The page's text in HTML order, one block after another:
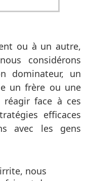
ou à un autre,
considérons
dominateur, un
un frère ou une
réagir face à ces
efficaces
avec les gens
nous